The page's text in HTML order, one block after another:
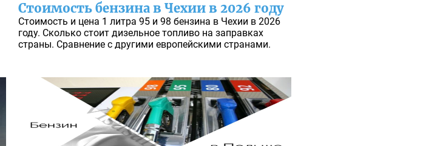
Стоимость бензина в Чехии в 2026 году
Стоимость и цена 1 литра 95 и 98 бензина в Чехии в 2026
году. Сколько стоит дизельное топливо на заправках
страны. Сравнение с другими европейскими странами.